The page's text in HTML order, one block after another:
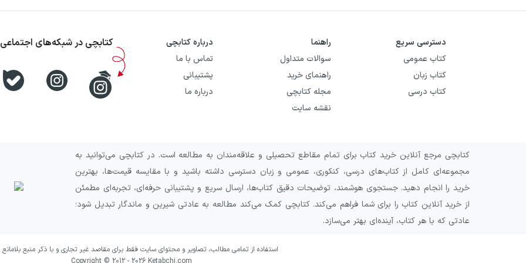
دسترسی سریع
کتاب عمومی
کتاب زبان
کتاب درسی
راهنما
سوالات متداول
راهنمای خرید
مجله کتابچی
نقشه سایت
درباره کتابچی
تماس با ما
پشتیبانی
درباره ما
کتابچی در شبکه‌های اجتماعی
کتابچی مرجع آنلاین خرید کتاب برای تمام مقاطع تحصیلی و علاقه‌مندان به مطالعه است. در کتابچی می‌توانید به
مجموعه‌ای کامل از کتاب‌های درسی، کنکوری، عمومی و زبان دسترسی داشته باشید و با مقایسه قیمت‌ها، بهترین
خرید را انجام دهید. جستجوی هوشمند، توضیحات دقیق کتاب‌ها، ارسال سریع و پشتیبانی حرفه‌ای، تجربه‌ای مطمئن
از خرید آنلاین کتاب را برای شما فراهم می‌کند. کتابچی کمک می‌کند مطالعه به عادتی شیرین و ماندگار تبدیل شود؛
عادتی که با هر کتاب، آینده‌ای بهتر می‌سازد.
استفاده از تمامی مطالب، تصاویر و محتوای سایت فقط برای مقاصد غیر تجاری و با ذکر منبع